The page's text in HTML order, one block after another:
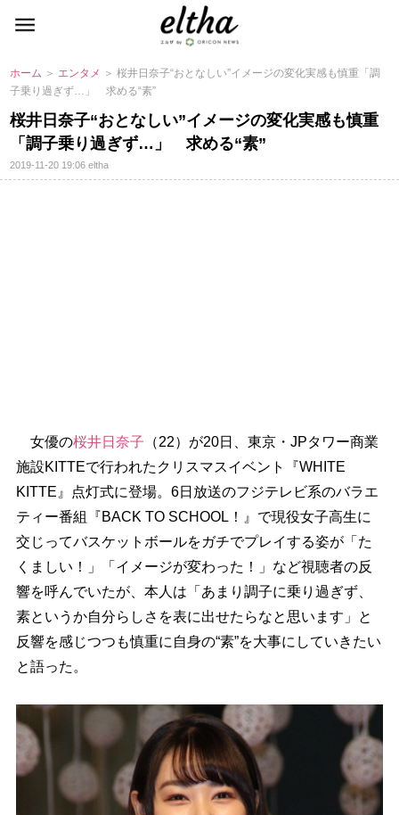
ホーム ＞ エンタメ ＞ 桜井日奈子“おとなしい”イメージの変化実感も慎重「調
子乗り過ぎず…」 求める“素”
桜井日奈子“おとなしい”イメージの変化実感も慎重
「調子乗り過ぎず…」 求める“素”
2019-11-20 19:06eltha
女優の桜井日奈子 （22）が20日、東京・JPタワー商業
施設KITTEで行われたクリスマスイベント『WHITE
KITTE』点灯式に登場。6日放送のフジテレビ系のバラエ
ティー番組『BACK TO SCHOOL！』で現役女子高生に
交じってバスケットボールをガチでプレイする姿が「た
くましい！」「イメージが変わった！」など視聴者の反
響を呼んでいたが、本人は「あまり調子に乗り過ぎず、
素というか自分らしさを表に出せたらなと思います」と
反響を感じつつも慎重に自身の“素”を大事にしていきたい
と語った。